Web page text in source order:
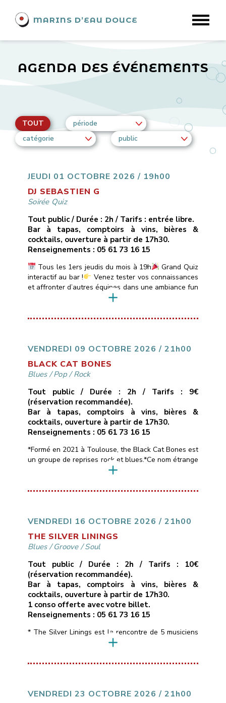
MARINS D’EAU DOUCE
AGENDA DES ÉVÉNEMENTS
TOUT
période
catégorie
public
JEUDI 01 OCTOBRE 2026 / 19h00
DJ SEBASTIEN G
Soirée Quiz
Tout public / Durée : 2h / Tarifs : entrée libre.
Bar à tapas, comptoirs à vins, bières &
cocktails, ouverture à partir de 17h30.
Renseignements : 05 61 73 16 15
Tous les 1ers jeudis du mois à 19h
Grand Quiz
interactif au bar !
Venez tester vos connaissances
et affronter d’autres équipes dans une ambiance fun
Quiz animé par DJ Sébastien avec
programme :Sessions de 20 min sur des thèmes
VENDREDI 09 OCTOBRE 2026 / 21h00
BLACK CAT BONES
Blues/Pop/Rock
Tout public / Durée : 2h / Tarifs : 9€
(réservation recommandée).
Bar à tapas, comptoirs à vins, bières &
cocktails, ouverture à partir de 17h30.
Renseignements : 05 61 73 16 15
*Formé en 2021 à Toulouse, the Black Cat Bones est
un groupe de reprises rock et blues.*Ce nom étrange
est emprunté aux paroles d’une chanson de Muddy
référence commune aux 4 membres du groupe
VENDREDI 16 OCTOBRE 2026 / 21h00
THE SILVER LININGS
Blues/Groove/Soul
Tout public / Durée : 2h / Tarifs : 10€
(réservation recommandée).
Bar à tapas, comptoirs à vins, bières &
cocktails, ouverture à partir de 17h30.
1 conso offerte avec votre billet.
Renseignements : 05 61 73 16 15
* The Silver Linings est la rencontre de 5 musiciens
de la région toulousaine qui soignent leur identité
connus aux influences Blues, Soul, Rhythm & Blues
du groove !!___________________________
VENDREDI 23 OCTOBRE 2026 / 21h00